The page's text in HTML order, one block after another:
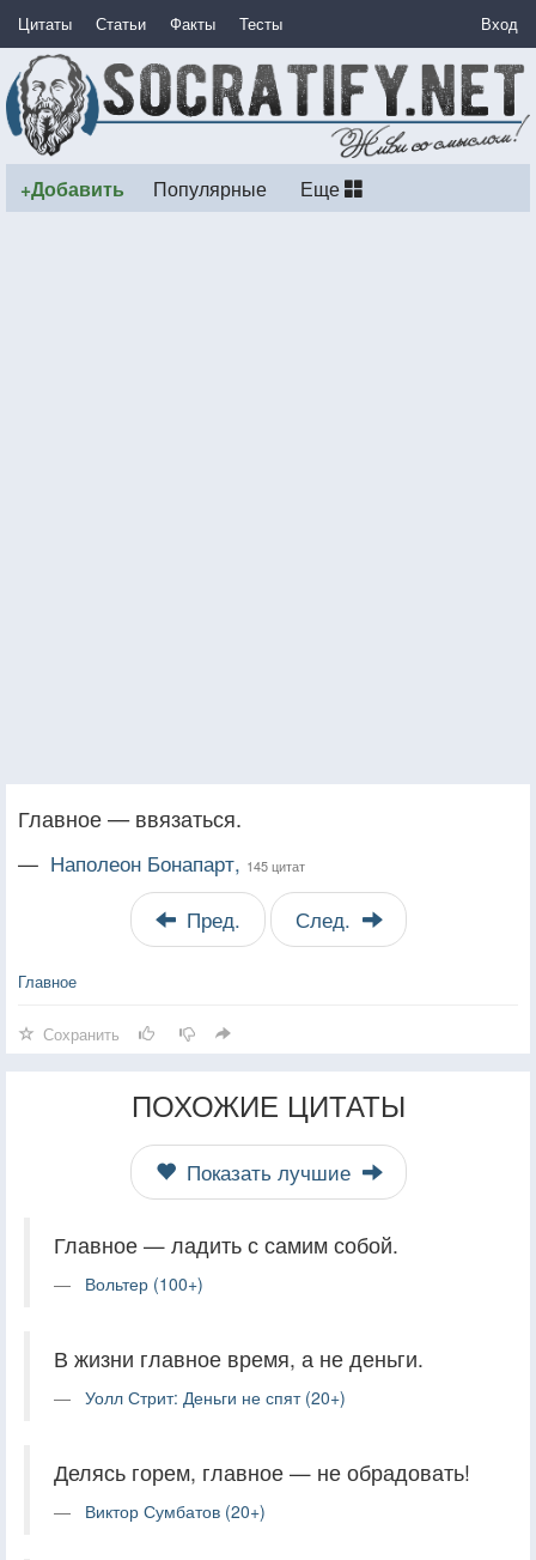
Цитаты Статьи Факты Тесты Вход
+Добавить Популярные Еще
Главное — ввязаться.
— Наполеон Бонапарт, 145 цитат
Пред. След.
Главное
Сохранить
ПОХОЖИЕ ЦИТАТЫ
Показать лучшие
Главное — ладить с самим собой.
Вольтер (100+)
В жизни главное время, а не деньги.
Уолл Стрит: Деньги не спят (20+)
Делясь горем, главное — не обрадовать!
Виктор Сумбатов (20+)